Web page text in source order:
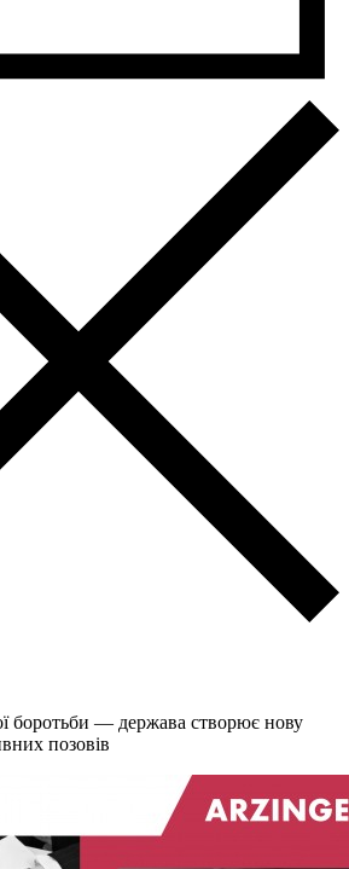
боротьби — держава створює нову
позовів